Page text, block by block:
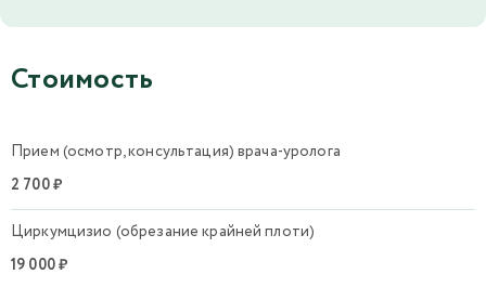
Стоимость
Прием (осмотр, консультация) врача-уролога
2 700 ₽
Циркумцизио (обрезание крайней плоти)
19 000 ₽